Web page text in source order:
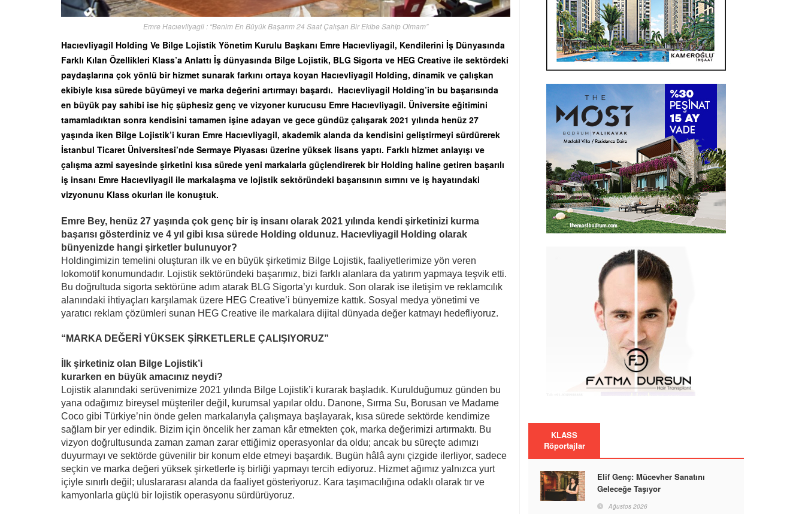
Emre Hacıevliyagil : “Benim En Büyük Başarım 24 Saat Çalışan Bir Ekibe Sahip Olmam”
Hacıevliyagil Holding Ve Bilge Lojistik Yönetim Kurulu Başkanı Emre Hacıevliyagil, Kendilerini İş Dünyasında
Farklı Kılan Özellikleri Klass’a Anlattı İş dünyasında Bilge Lojistik, BLG Sigorta ve HEG Creative ile sektördeki
paydaşlarına çok yönlü bir hizmet sunarak farkını ortaya koyan Hacıevliyagil Holding, dinamik ve çalışkan
ekibiyle kısa sürede büyümeyi ve marka değerini artırmayı başardı. Hacıevliyagil Holding’in bu başarısında
en büyük pay sahibi ise hiç şüphesiz genç ve vizyoner kurucusu Emre Hacıevliyagil. Üniversite eğitimini
tamamladıktan sonra kendisini tamamen işine adayan ve gece gündüz çalışarak 2021 yılında henüz 27
yaşında iken Bilge Lojistik’i kuran Emre Hacıevliyagil, akademik alanda da kendisini geliştirmeyi sürdürerek
İstanbul Ticaret Üniversitesi’nde Sermaye Piyasası üzerine yüksek lisans yaptı. Farklı hizmet anlayışı ve
çalışma azmi sayesinde şirketini kısa sürede yeni markalarla güçlendirerek bir Holding haline getiren başarılı
iş insanı Emre Hacıevliyagil ile markalaşma ve lojistik sektöründeki başarısının sırrını ve iş hayatındaki
vizyonunu Klass okurları ile konuştuk.
Emre Bey, henüz 27 yaşında çok genç bir iş insanı olarak 2021 yılında kendi şirketinizi kurma
başarısı gösterdiniz ve 4 yıl gibi kısa sürede Holding oldunuz. Hacıevliyagil Holding olarak
bünyenizde hangi şirketler bulunuyor?
Holdingimizin temelini oluşturan ilk ve en büyük şirketimiz Bilge Lojistik, faaliyetlerimize yön veren
lokomotif konumundadır. Lojistik sektöründeki başarımız, bizi farklı alanlara da yatırım yapmaya teşvik etti.
Bu doğrultuda sigorta sektörüne adım atarak BLG Sigorta’yı kurduk. Son olarak ise iletişim ve reklamcılık
alanındaki ihtiyaçları karşılamak üzere HEG Creative’i bünyemize kattık. Sosyal medya yönetimi ve
yaratıcı reklam çözümleri sunan HEG Creative ile markalara dijital dünyada değer katmayı hedefliyoruz.
“MARKA DEĞERİ YÜKSEK ŞİRKETLERLE ÇALIŞIYORUZ”
İlk şirketiniz olan Bilge Lojistik’i
kurarken en büyük amacınız neydi?
Lojistik alanındaki serüvenimize 2021 yılında Bilge Lojistik’i kurarak başladık. Kurulduğumuz günden bu
yana odağımız bireysel müşteriler değil, kurumsal yapılar oldu. Danone, Sırma Su, Borusan ve Madame
Coco gibi Türkiye’nin önde gelen markalarıyla çalışmaya başlayarak, kısa sürede sektörde kendimize
sağlam bir yer edindik. Bizim için öncelik her zaman kâr etmekten çok, marka değerimizi artırmaktı. Bu
vizyon doğrultusunda zaman zaman zarar ettiğimiz operasyonlar da oldu; ancak bu süreçte adımızı
duyurmayı ve sektörde güvenilir bir konum elde etmeyi başardık. Bugün hâlâ aynı çizgide ilerliyor, sadece
seçkin ve marka değeri yüksek şirketlerle iş birliği yapmayı tercih ediyoruz. Hizmet ağımız yalnızca yurt
içiyle sınırlı değil; uluslararası alanda da faaliyet gösteriyoruz. Kara taşımacılığına odaklı olarak tır ve
kamyonlarla güçlü bir lojistik operasyonu sürdürüyoruz.
KLASS
Röportajlar
Elif Genç: Mücevher Sanatını
Geleceğe Taşıyor
Ağustos 2026